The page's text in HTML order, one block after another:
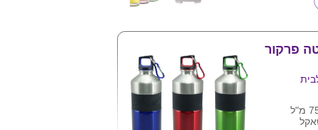
המוצר
פרקור
בקבוק נירוסטה 750 מ"ל